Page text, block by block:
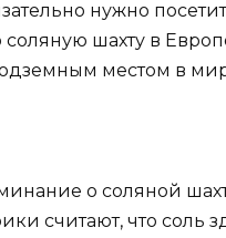
нужно
шахту в
местом в
о соляной
считают, что соль